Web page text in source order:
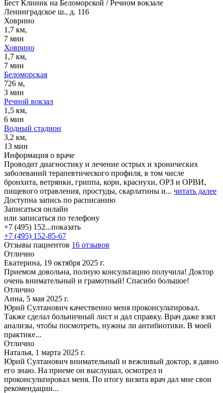
Бест Клиник на Беломорской / Речном вокзале
Ленинградское ш., д. 116
Ховрино
1,7 км,
7 мин
Ховрино
1,7 км,
7 мин
Беломорская
726 м,
3 мин
Речной вокзал
1,5 км,
6 мин
Водный стадион
3,2 км,
13 мин
Информация о враче
Проводит диагностику и лечение острых и хронических
заболеваний терапевтического профиля, в том числе
бронхита, ветрянки, гриппа, кори, краснухи, ОРЗ и ОРВИ,
пищевого отравления, простуды, скарлатины и... читать далее
Доступна запись по расписанию
Записаться онлайн
или записаться по телефону
+7 (495) 152...показать
+7 (495) 152-85-67
Отзывы пациентов 16 отзывов
Отлично
Екатерина, 19 октября 2025 г.
Приемом довольна, полную консультацию получила! Доктор
очень внимательный и грамотный! Спасибо большое!
Отлично
Анна, 5 мая 2025 г.
Юрий Султанович качественно меня проконсультировал.
Также сделал больничный лист и дал справку. Врач даже взял
анализы, чтобы посмотреть, нужны ли антибиотики. В моей
практике...
Отлично
Наталья, 1 марта 2025 г.
Юрий Султанович внимательный и вежливый доктор, я давно
его знаю. На приеме он выслушал, осмотрел и
проконсультировал меня. По итогу визита врач дал мне свои
рекомендации...